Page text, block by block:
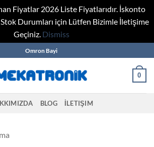
Fiyatlar 2026 Liste Fiyatlarıdır. İskonto
Durumları için Lütfen Bizimle İletişime
Geçiniz. Dismiss
Omron Bayi
0
BLOG İLETIŞIM